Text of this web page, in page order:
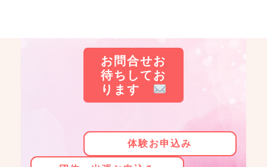
お問合せお
待ちしてお
ります
体験お申込み